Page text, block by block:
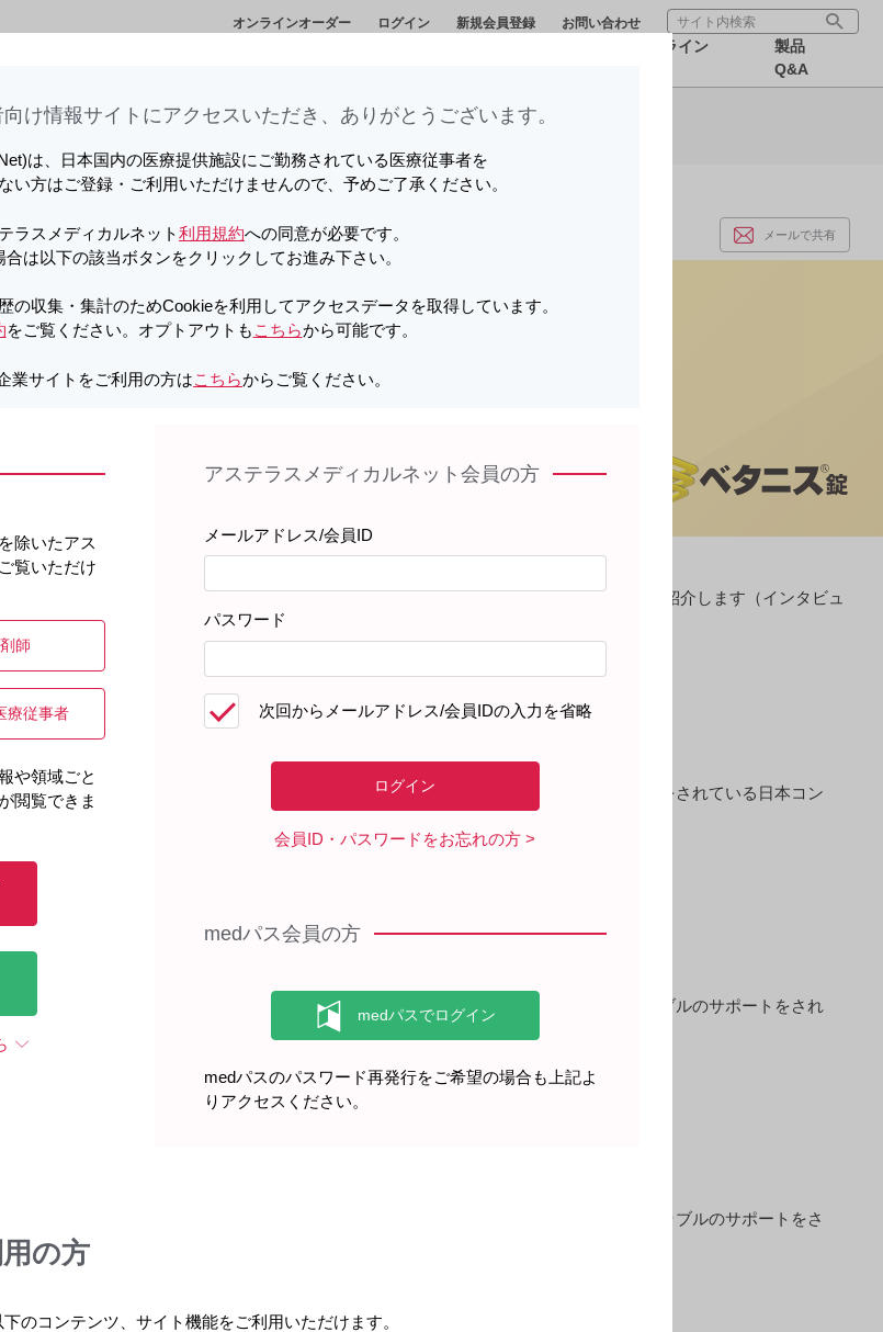
オンラインオーダー ログイン 新規会員登録 お問い合わせ
オンライン
製品
Q&A
収集・集計のため
は
シリーズ
メールで共有
ズ
チネンス協会さん。本シリーズでは、協会の電話相談窓口に寄せられた患者さんの声を紹介します（インタビュ
医学教育
抱えて
・。なかなか医師にも言い出せない患者さんの心の声を、排泄関連トラブルのサポートをされている日本コン
医学教育
？
る」ことが頭にない患者さんの実態や医療従事者の方への期待について、排泄関連トラブルのサポートをされ
ょうか？」「泌尿器科か、婦人科か・・」と相談先を悩む患者さんの声を、排泄関連トラブルのサポートをさ
相談員さんにお話しいただきました。
け情報サイトに​アクセスいただき、ありがとうございます。​
は、日本国内の医療提供施設にご勤務されている医療従事者を
い方はご登録・ご利用いただけませんので、予めご了承ください。
ラスメディカルネット利用規約への同意が必要です。
合は以下の該当ボタンをクリックしてお進み下さい。
の収集・集計のためCookieを利用してアクセスデータを取得しています。
をご覧ください。オプトアウトも こちらから可能です。
業サイトをご利用の方はこちらからご覧ください。
除いたアス
覧いただけ
師
療従事者
や領域ごと
閲覧できま
アステラスメディカルネット会員の方
メールアドレス/会員ID
パスワード
次回からメールアドレス/会員IDの入力を省略
会員ID・パスワードをお忘れの方
medパス会員の方
medパスのパスワード再発行をご希望の場合も上記よ
りアクセスください。
の方
のコンテンツ、サイト機能をご利用いただけます。